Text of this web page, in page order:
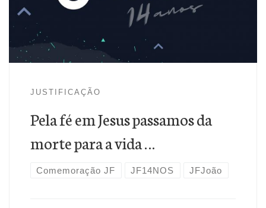
JUSTIFICAÇÃO
Pela fé em Jesus passamos da
morte para a vida …
Comemoração JF JF14NOS JFJoão